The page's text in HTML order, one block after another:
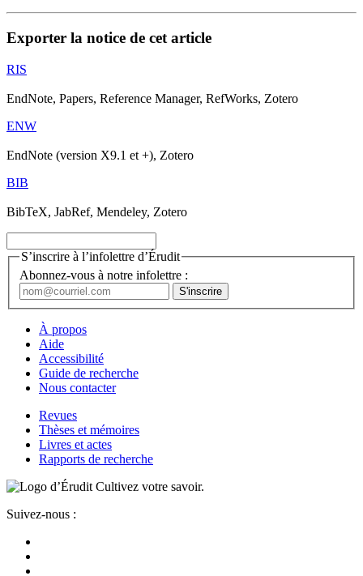
Exporter la notice de cet article
RIS
EndNote, Papers, Reference Manager, RefWorks, Zotero
ENW
EndNote (version X9.1 et +), Zotero
BIB
BibTeX, JabRef, Mendeley, Zotero
S’inscrire à l’infolettre d’Érudit
Abonnez-vous à notre infolettre :
À propos
Aide
Accessibilité
Guide de recherche
Nous contacter
Revues
Thèses et mémoires
Livres et actes
Rapports de recherche
Cultivez votre savoir.
Suivez-nous :